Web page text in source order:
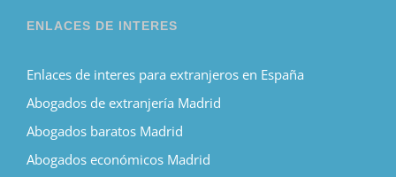
ENLACES DE INTERES
Enlaces de interes para extranjeros en España
Abogados de extranjería Madrid
Abogados baratos Madrid
Abogados económicos Madrid